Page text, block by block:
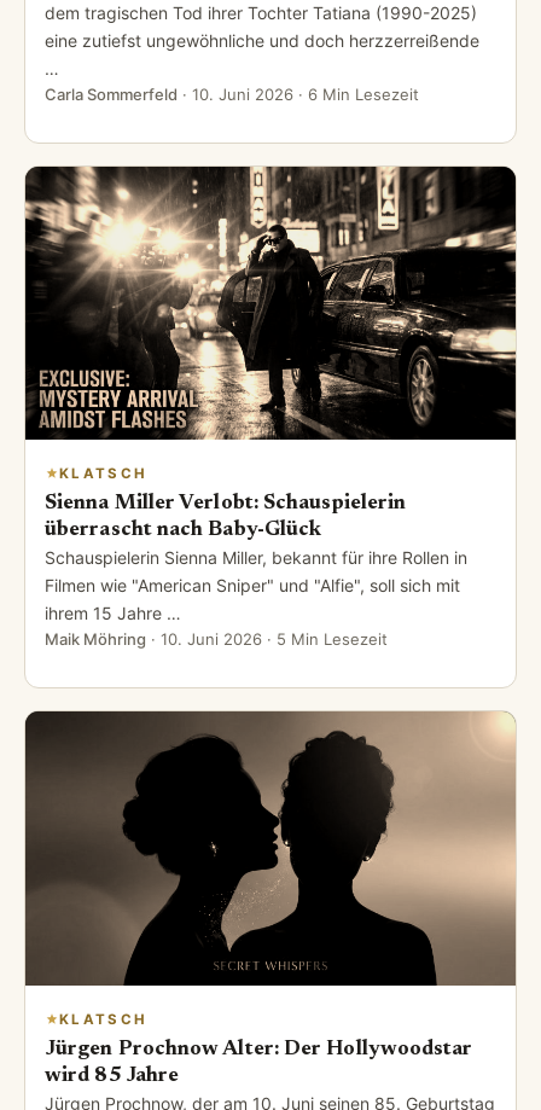
dem tragischen Tod ihrer Tochter Tatiana (1990-2025)
eine zutiefst ungewöhnliche und doch herzzerreißende
…
Carla Sommerfeld · 10. Juni 2026 · 6 Min Lesezeit
KLATSCH
Sienna Miller Verlobt: Schauspielerin
überrascht nach Baby-Glück
Schauspielerin Sienna Miller, bekannt für ihre Rollen in
Filmen wie "American Sniper" und "Alfie", soll sich mit
ihrem 15 Jahre …
Maik Möhring · 10. Juni 2026 · 5 Min Lesezeit
KLATSCH
Jürgen Prochnow Alter: Der Hollywoodstar
wird 85 Jahre
Jürgen Prochnow, der am 10. Juni seinen 85. Geburtstag